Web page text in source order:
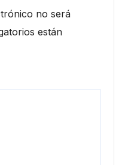
no será
están